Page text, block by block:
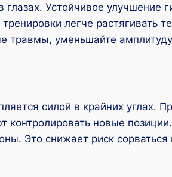
Устойчивое улучшение
легче
травмы, уменьшайте
силой в крайних углах.
новые
Это снижает риск